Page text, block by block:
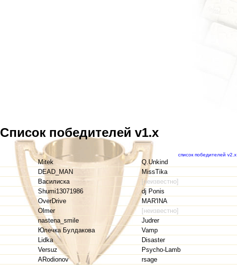
Список победителей v1.x
список победителей v2.x
Mitek
Q.Unkind
DEAD_MAN
MissTika
Василиска
[неизвестно]
Shumi13071986
dj Ponis
OverDrive
MAR'INA
Olmer
[неизвестно]
nastena_smile
Judrer
Юлечка Булдакова
Vamp
Lidka
Disaster
Versuz
Psycho-Lamb
ARodionov
rsage